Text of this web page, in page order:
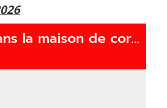
Recontre dans la maison de corporation